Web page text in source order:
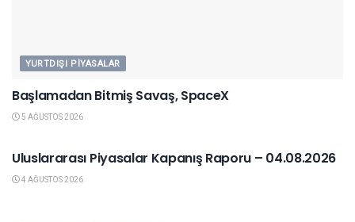
YURTDIŞI PIYASALAR
Başlamadan Bitmiş Savaş, SpaceX
5 AĞUSTOS 2026
Uluslararası Piyasalar Kapanış Raporu – 04.08.2026
4 AĞUSTOS 2026